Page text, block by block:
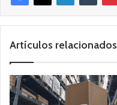
Artículos relacionados